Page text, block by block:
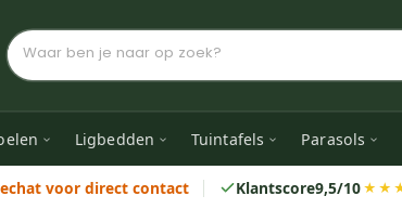
Ligbedden Tuintafels Parasols
voor direct contact Klantscore9,5/10